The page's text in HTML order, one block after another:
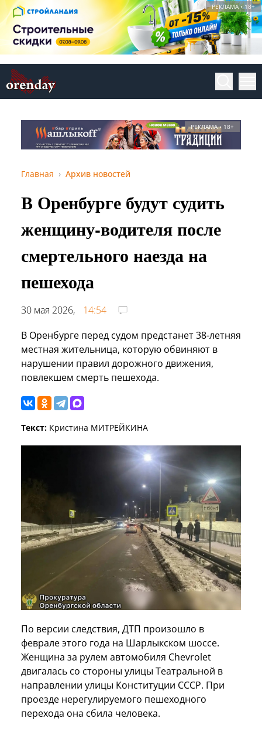
РЕКЛАМА • 18+
РЕКЛАМА • 18+
Главная Архив новостей
В Оренбурге будут судить
женщину-водителя после
смертельного наезда на
пешехода
30 мая 2026,
14:54
В Оренбурге перед судом предстанет 38-летняя
местная жительница, которую обвиняют в
нарушении правил дорожного движения,
повлекшем смерть пешехода.
Текст: Кристина МИТРЕЙКИНА
По версии следствия, ДТП произошло в
феврале этого года на Шарлыкском шоссе.
Женщина за рулем автомобиля Chevrolet
двигалась со стороны улицы Театральной в
направлении улицы Конституции СССР. При
проезде нерегулируемого пешеходного
перехода она сбила человека.